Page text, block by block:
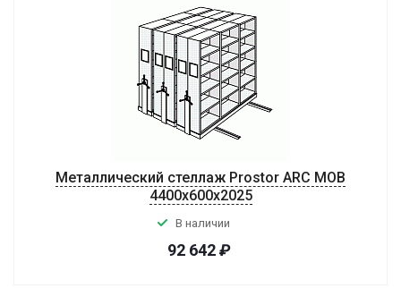
Металлический стеллаж Prostor ARC MOB
4400x600x2025
В наличии
92 642₽